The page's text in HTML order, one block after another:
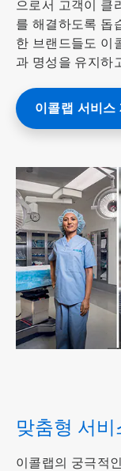
으로서 고객이 클
를 해결하도록 돕
한 브랜드들도 이
과 명성을 유지하
이콜랩 서비스
맞춤형 서비
이콜랩의 궁극적